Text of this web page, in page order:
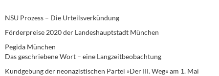
NSU Prozess – Die Urteilsverkündung
Förderpreise 2020 der Landeshauptstadt München
Pegida München
Das geschriebene Wort – eine Langzeitbeobachtung
Kundgebung der neonazistischen Partei »Der III. Weg« am 1. Mai